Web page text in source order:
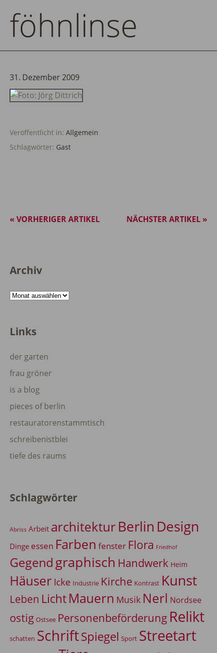
föhnlinse
31. Dezember 2009
Veröffentlicht in: Allgemein
Schlagwörter: Gast
NÄCHSTER ARTIKEL »
« VORHERIGER ARTIKEL
Archiv
Archiv
Links
der garten
frau gröner
is a blog
pieces of berlin
restauratorenstammtisch
schreibenistblei
tiefe des raums
Schlagwörter
Abriss Arbeit architekturBerlin Design
Dinge essen Farben fenster Flora Friedhof
Gegendgraphisch Handwerk Heim
Häuser Icke Industrie Kirche Kontrast Kunst
Leben LichtMauern Musik Nerl Nordsee
ostig Ostsee Personenbeförderung Relikt
schatten SchriftSpiegel Sport Streetart